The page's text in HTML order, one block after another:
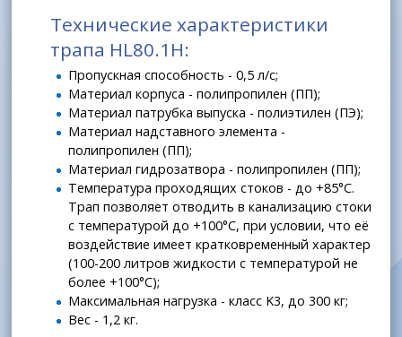
Технические характеристики
трапа HL80.1H:
Пропускная способность - 0,5 л/с;
Материал корпуса - полипропилен (ПП);
Материал патрубка выпуска - полиэтилен (ПЭ);
Материал надставного элемента -
полипропилен (ПП);
Материал гидрозатвора - полипропилен (ПП);
Температура проходящих стоков - до +85°С.
Трап позволяет отводить в канализацию стоки
с температурой до +100°С, при условии, что её
воздействие имеет кратковременный характер
(100-200 литров жидкости с температурой не
более +100°С);
Максимальная нагрузка - класс K3, до 300 кг;
Вес - 1,2 кг.